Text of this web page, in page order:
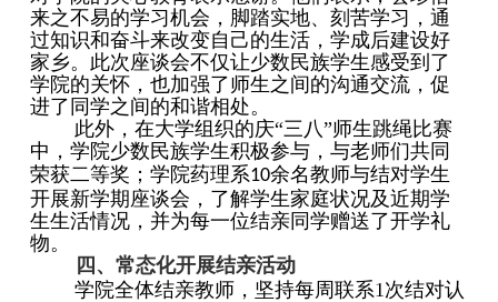
来之不易的学习机会，脚踏实地、刻苦学习，通
过知识和奋斗来改变自己的生活，学成后建设好
家乡。 此次座谈会不仅让少数民族学生感受到了
学院的关怀 ，也加强了师生之间的沟通交流，促
进了同学之 间的和谐相处。
此外，在大学组织的庆“三八”师生跳绳比赛
中，学院少数民族学生积极参与，与老师们共同
荣获二等奖；学院药理系10余名教师与结对学生
开展新学期座谈会，了解学生家庭状况及近期学
生生活情况，并为每一位结亲同学赠送了开学礼
物。
四、常态化开展结亲活动
学院全体结亲教师，坚持每周联系1 次结对认